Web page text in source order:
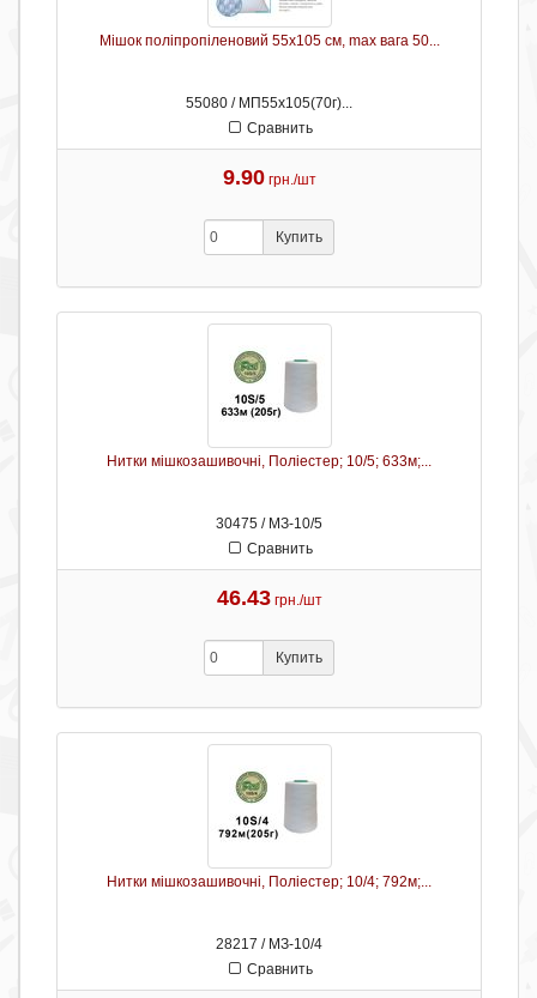
Мішок поліпропіленовий 55х105 см, max вага 50...
55080 / МП55х105(70г)...
Сравнить
9.90 грн./шт
Купить
Нитки мішкозашивочні, Поліестер; 10/5; 633м;...
30475 / МЗ-10/5
Сравнить
46.43 грн./шт
Купить
Нитки мішкозашивочні, Поліестер; 10/4; 792м;...
28217 / МЗ-10/4
Сравнить